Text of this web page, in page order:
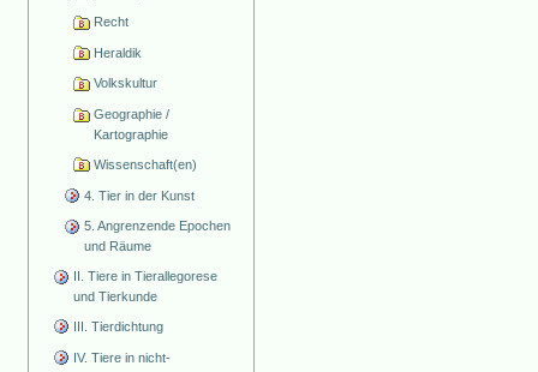
Recht
Heraldik
Volkskultur
Geographie /
Kartographie
Wissenschaft(en)
4. Tier in der Kunst
5. Angrenzende Epochen
und Räume
II. Tiere in Tierallegorese
und Tierkunde
III. Tierdichtung
IV. Tiere in nicht-